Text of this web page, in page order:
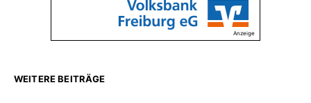
Anzeige
WEITERE BEITRÄGE